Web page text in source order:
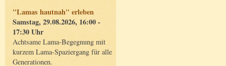
"Lamas hautnah" erleben
Samstag, 29.08.2026, 16:00 -
17:30 Uhr
Achtsame Lama-Begegnung mit
kurzem Lama-Spaziergang für alle
Generationen.